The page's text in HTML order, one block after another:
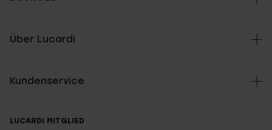
Über Lucardi
Kundenservice
LUCARDI MITGLIED